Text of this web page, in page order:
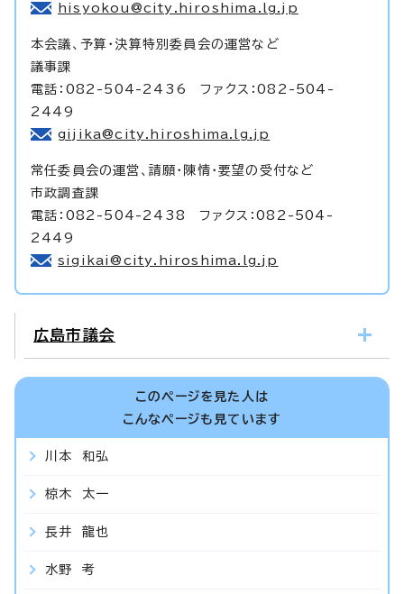
hisyokou@city.hiroshima.lg.jp
本会議、予算・決算特別委員会の運営など
議事課
電話：082-504-2436 ファクス：082-504-
2449
gijika@city.hiroshima.lg.jp
常任委員会の運営、請願・陳情・要望の受付など
市政調査課
電話：082-504-2438 ファクス：082-504-
2449
sigikai@city.hiroshima.lg.jp
広島市議会
このページを見た人は
こんなページも見ています
川本 和弘
椋木 太一
長井 龍也
水野 考